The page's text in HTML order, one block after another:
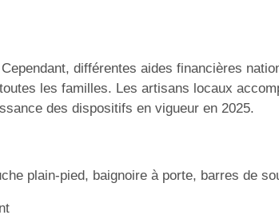
différentes aides financières
les familles. Les artisans locaux
des dispositifs en vigueur en 2025.
plain-pied, baignoire à porte, barres de